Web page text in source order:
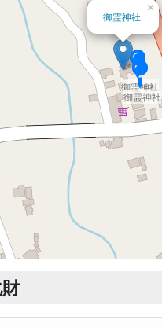
御霊神社
御霊神社
御霊神社
×